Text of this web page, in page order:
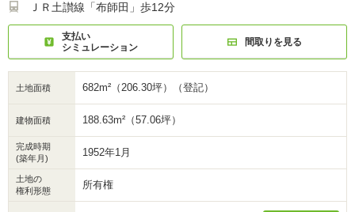
ＪＲ土讃線「布師田」歩12分
支払い
シミュレーション
間取りを見る
土地面積 682m²（206.30坪）（登記）
建物面積 188.63m²（57.06坪）
完成時期
(築年月)
1952年1月
土地の
権利形態
所有権